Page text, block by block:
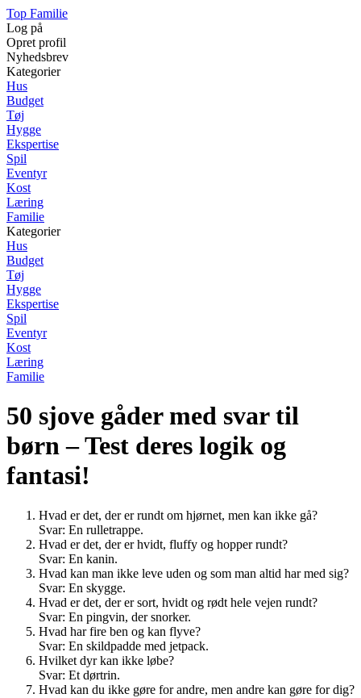
Top Familie
Log på
Opret profil
Nyhedsbrev
Kategorier
Hus
Budget
Tøj
Hygge
Ekspertise
Spil
Eventyr
Kost
Læring
Familie
Kategorier
Hus
Budget
Tøj
Hygge
Ekspertise
Spil
Eventyr
Kost
Læring
Familie
50 sjove gåder med svar til
børn – Test deres logik og
fantasi!
Hvad er det, der er rundt om hjørnet, men kan ikke gå?
Svar: En rulletrappe.
Hvad er det, der er hvidt, fluffy og hopper rundt?
Svar: En kanin.
Hvad kan man ikke leve uden og som man altid har med sig?
Svar: En skygge.
Hvad er det, der er sort, hvidt og rødt hele vejen rundt?
Svar: En pingvin, der snorker.
Hvad har fire ben og kan flyve?
Svar: En skildpadde med jetpack.
Hvilket dyr kan ikke løbe?
Svar: Et dørtrin.
Hvad kan du ikke gøre for andre, men andre kan gøre for dig?